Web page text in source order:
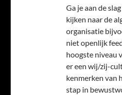
Ga je aan de
kijken naar de
organisatie
niet openlijk
hoogste niveau
er een wij/zij-
kenmerken van
stap in